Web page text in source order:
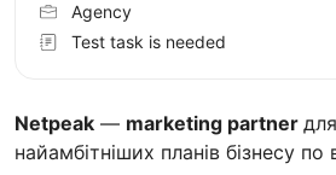
Netpeak — marketing partner
найамбітніших планів бізнесу
Agency
Test task is needed